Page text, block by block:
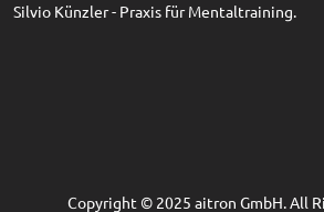
Silvio Künzler - Praxis für Mentaltraining.
Copyright © 2025 aitron GmbH. All